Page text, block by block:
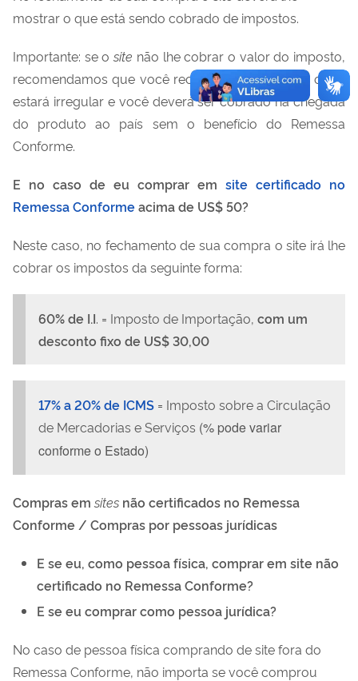
mostrar o que está sendo cobrado de impostos.
Importante: se osite não lhe cobrar o valor do imposto,
recomendamos que você recuse a compra, pois osite
estará irregular e você deverá ser cobrado na chegada
do produto ao país sem o benefício do Remessa
Conforme.
E no caso de eu comprar em site certificado no
Remessa Conformeacima de US$ 50?
Neste caso, no fechamento de sua compra o site irá lhe
cobrar os impostos da seguinte forma:
60% de I.I. = Imposto de Importação, com um
desconto fixo de US$ 30,00
17% a 20% de ICMS = Imposto sobre a Circulação
de Mercadorias e Serviços (% pode variar
conforme o Estado)
Compras em sites não certificados no Remessa
Conforme / Compras por pessoas jurídicas
E se eu, como pessoa física, comprar em site não
certificado no Remessa Conforme?
E se eu comprar como pessoa jurídica?
No caso de pessoa física comprando de site fora do
Remessa Conforme, não importa se você comprou